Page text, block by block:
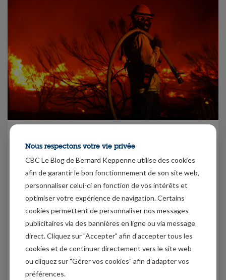
Mode Expresso
pourraient entraîner un
embrasement
24/07/2026
Les incendies qui ravagent l’Europe et le Canada
montrent qu’une petite étincelle peut entraîner un
énorme brasier, et hier les marchés financiers ont
eu le sentiment qu’il y a eu plusieurs étincelles qui
se sont produites.
Lire le Lungo
Nous respectons votre vie privée
CBC Le Blog de Bernard Keppenne utilise des cookies
afin de garantir le bon fonctionnement de son site web,
personnaliser celui-ci en fonction de vos intérêts et
optimiser votre expérience de navigation. Certains
cookies permettent de personnaliser nos messages
publicitaires via des bannières en ligne ou via message
direct. Cliquez sur "Accepter" afin d’accepter tous les
cookies et de continuer directement vers le site web
ou cliquez sur "Gérer vos cookies" afin d’adapter vos
préférences.